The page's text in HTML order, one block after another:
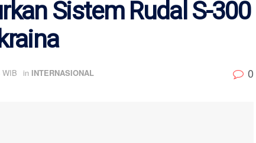
Sistem Rudal S-300
WIB in INTERNASIONAL 0